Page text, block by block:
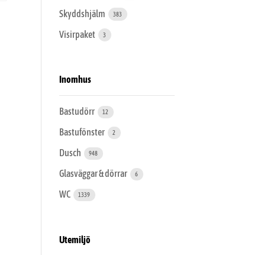
Skyddshjälm 383
Visirpaket 3
Inomhus
Bastudörr 12
Bastufönster 2
Dusch 948
Glasväggar & dörrar 6
WC 1339
Utemiljö